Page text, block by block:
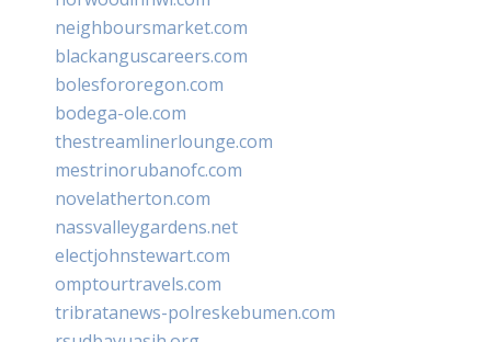
neighboursmarket.com
blackanguscareers.com
bolesfororegon.com
bodega-ole.com
thestreamlinerlounge.com
mestrinorubanofc.com
novelatherton.com
nassvalleygardens.net
electjohnstewart.com
omptourtravels.com
tribratanews-polreskebumen.com